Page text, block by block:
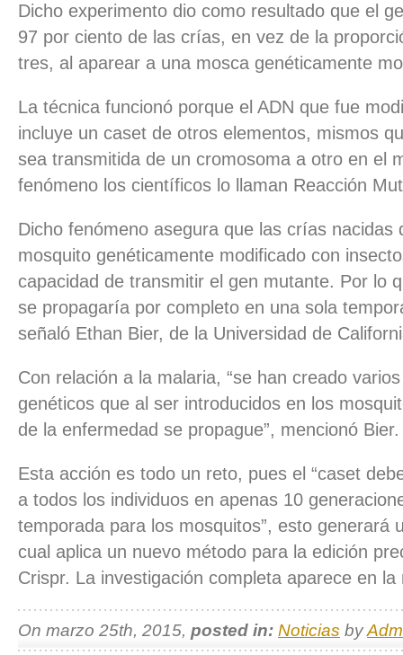
Dicho experimento dio como resultado que el
97 por ciento de las crías, en vez de la
tres, al aparear a una mosca genéticamente
La técnica funcionó porque el ADN que fue
incluye un caset de otros elementos, mismos
sea transmitida de un cromosoma a otro en el
fenómeno los científicos lo llaman Reacción
Dicho fenómeno asegura que las crías nacidas
mosquito genéticamente modificado con
capacidad de transmitir el gen mutante. Por lo
se propagaría por completo en una sola
señaló Ethan Bier, de la Universidad de
Con relación a la malaria, “se han creado varios
genéticos que al ser introducidos en los
de la enfermedad se propague”, mencionó Bier.
Esta acción es todo un reto, pues el “caset
a todos los individuos en apenas 10
temporada para los mosquitos”, esto generará
cual aplica un nuevo método para la edición
Crispr. La investigación completa aparece en
On marzo 25th, 2015, posted in: Noticias by